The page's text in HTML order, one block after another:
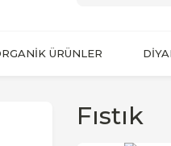
ÜRÜNLER
Fıstık